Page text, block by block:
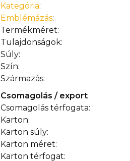
Kategória:
Emblémázás:
Termékméret:
Tulajdonságok:
Súly:
Szín:
Származás:
Csomagolás / export
Csomagolás térfogata:
Karton:
Karton súly:
Karton méret:
Karton térfogat: